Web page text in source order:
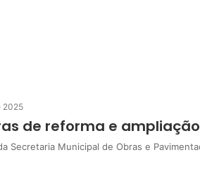
2025
de reforma e ampliação
Secretaria Municipal de Obras e